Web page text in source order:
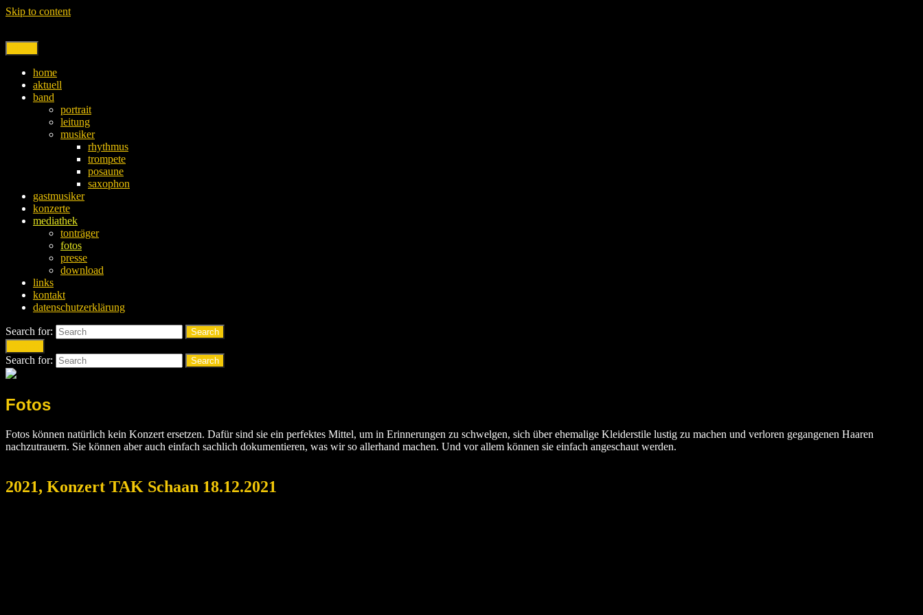
Skip to content
home
aktuell
band
portrait
leitung
musiker
rhythmus
trompete
posaune
saxophon
gastmusiker
konzerte
mediathek
tonträger
fotos
presse
download
links
kontakt
datenschutzerklärung
Search for:
Search
Search for: Search
Fotos
Fotos können natürlich kein Konzert ersetzen. Dafür sind sie ein perfektes Mittel, um in Erinnerungen zu schwelgen, sich über ehemalige Kleiderstile lustig zu machen und verloren gegangenen Haaren
nachzutrauern. Sie können aber auch einfach sachlich dokumentieren, was wir so allerhand machen. Und vor allem können sie einfach angeschaut werden.
2021, Konzert TAK Schaan 18.12.2021